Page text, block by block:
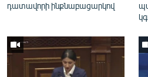
դատավորի ինքնաբացարկով